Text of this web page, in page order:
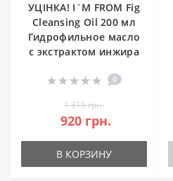
УЦІНКА! I`M FROM Fig
Cleansing Oil 200 мл
Гидрофильное масло
с экстрактом инжира
0
1 315 грн.
920 грн.
В КОРЗИНУ